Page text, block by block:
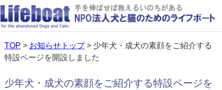
TOP > お知らせトップ> 少年犬・成犬の素顔をご紹介する
特設ページを開設しました
少年犬・成犬の素顔をご紹介する特設ページを